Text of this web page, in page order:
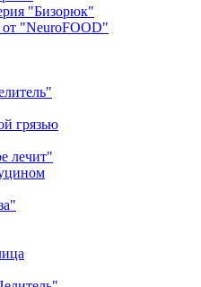
"Бизорюк"
"NeuroFOOD"
грязью
лечит"